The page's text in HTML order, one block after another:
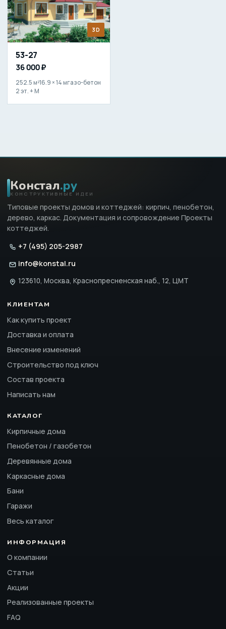
3D
53-27
36 000 ₽
252.5 м²16.9 × 14 мгазо-бетон
2 эт. + М
Констал.ру
КОНСТРУКТИВНЫЕ ИДЕИ
Типовые проекты домов и коттеджей: кирпич, пенобетон,
дерево, каркас. Документация и сопровождение Проекты
коттеджей.
+7 (495) 205-2987
info@konstal.ru
123610, Москва, Краснопресненская наб., 12, ЦМТ
КЛИЕНТАМ
Как купить проект
Доставка и оплата
Внесение изменений
Строительство под ключ
Состав проекта
Написать нам
КАТАЛОГ
Кирпичные дома
Пенобетон / газобетон
Деревянные дома
Каркасные дома
Бани
Гаражи
Весь каталог
ИНФОРМАЦИЯ
О компании
Статьи
Акции
Реализованные проекты
FAQ